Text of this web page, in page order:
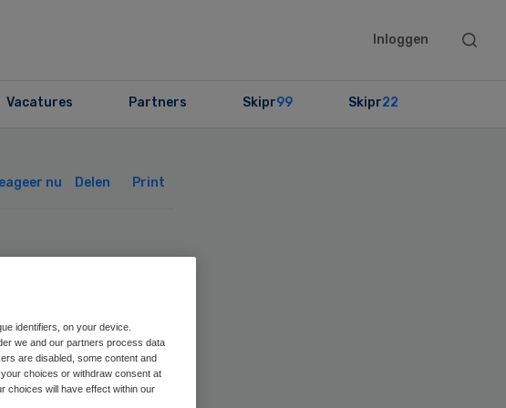
Inloggen
Search
Vacatures Partners Skipr99 Skipr22
nu Delen Print
als
in de
identifiers, on your device.
we and our partners process data
are disabled, some content and
choices or withdraw consent at
choices will have effect within our